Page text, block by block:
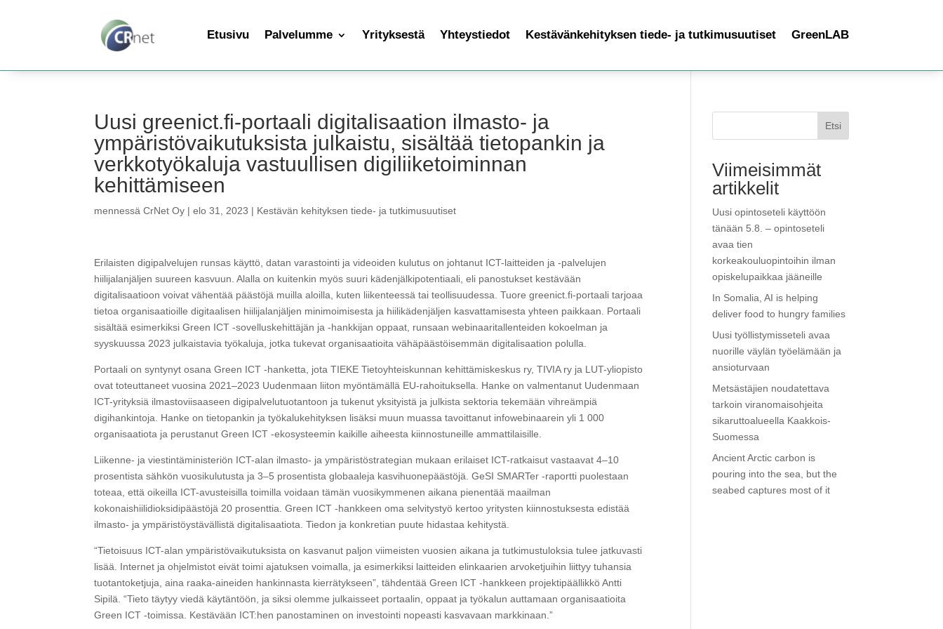
Etusivu Palvelumme Yrityksestä Yhteystiedot Kestävänkehityksen tiede- ja tutkimusuutiset GreenLAB
Uusi greenict.fi-portaali digitalisaation ilmasto- ja
ympäristövaikutuksista julkaistu, sisältää tietopankin ja
verkkotyökaluja vastuullisen digiliiketoiminnan
kehittämiseen
mennessäCrNet Oy |elo 31, 2023 | Kestävän kehityksen tiede- ja tutkimusuutiset
Erilaisten digipalvelujen runsas käyttö, datan varastointi ja videoiden kulutus on johtanut ICT-laitteiden ja -palvelujen
hiilijalanjäljen suureen kasvuun. Alalla on kuitenkin myös suuri kädenjälkipotentiaali, eli panostukset kestävään
digitalisaatioon voivat vähentää päästöjä muilla aloilla, kuten liikenteessä tai teollisuudessa. Tuore greenict.fi-portaali tarjoaa
tietoa organisaatioille digitaalisen hiilijalanjäljen minimoimisesta ja hiilikädenjäljen kasvattamisesta yhteen paikkaan. Portaali
sisältää esimerkiksi Green ICT -sovelluskehittäjän ja -hankkijan oppaat, runsaan webinaaritallenteiden kokoelman ja
syyskuussa 2023 julkaistavia työkaluja, jotka tukevat organisaatioita vähäpäästöisemmän digitalisaation polulla.
Portaali on syntynyt osana Green ICT -hanketta, jota TIEKE Tietoyhteiskunnan kehittämiskeskus ry, TIVIA ry ja LUT-yliopisto
ovat toteuttaneet vuosina 2021–2023 Uudenmaan liiton myöntämällä EU-rahoituksella. Hanke on valmentanut Uudenmaan
ICT-yrityksiä ilmastoviisaaseen digipalvelutuotantoon ja tukenut yksityistä ja julkista sektoria tekemään vihreämpiä
digihankintoja. Hanke on tietopankin ja työkalukehityksen lisäksi muun muassa tavoittanut infowebinaarein yli 1 000
organisaatiota ja perustanut Green ICT -ekosysteemin kaikille aiheesta kiinnostuneille ammattilaisille.
Liikenne- ja viestintäministeriön ICT-alan ilmasto- ja ympäristöstrategian mukaan erilaiset ICT-ratkaisut vastaavat 4–10
prosentista sähkön vuosikulutusta ja 3–5 prosentista globaaleja kasvihuonepäästöjä. GeSI SMARTer -raportti puolestaan
toteaa, että oikeilla ICT-avusteisilla toimilla voidaan tämän vuosikymmenen aikana pienentää maailman
kokonaishiilidioksidipäästöjä 20 prosenttia. Green ICT -hankkeen oma selvitystyö kertoo yritysten kiinnostuksesta edistää
ilmasto- ja ympäristöystävällistä digitalisaatiota. Tiedon ja konkretian puute hidastaa kehitystä.
“Tietoisuus ICT-alan ympäristövaikutuksista on kasvanut paljon viimeisten vuosien aikana ja tutkimustuloksia tulee jatkuvasti
lisää. Internet ja ohjelmistot eivät toimi ajatuksen voimalla, ja esimerkiksi laitteiden elinkaarien arvoketjuihin liittyy tuhansia
tuotantoketjuja, aina raaka-aineiden hankinnasta kierrätykseen”, tähdentää Green ICT -hankkeen projektipäällikkö Antti
Sipilä. “Tieto täytyy viedä käytäntöön, ja siksi olemme julkaisseet portaalin, oppaat ja työkalun auttamaan organisaatioita
Green ICT -toimissa. Kestävään ICT:hen panostaminen on investointi nopeasti kasvavaan markkinaan.”
Etsi
Viimeisimmät
artikkelit
Uusi opintoseteli käyttöön
tänään 5.8. – opintoseteli
avaa tien
korkeakouluopintoihin ilman
opiskelupaikkaa jääneille
In Somalia, AI is helping
deliver food to hungry families
Uusi työllistymisseteli avaa
nuorille väylän työelämään ja
ansioturvaan
Metsästäjien noudatettava
tarkoin viranomaisohjeita
sikaruttoalueella Kaakkois-
Suomessa
Ancient Arctic carbon is
pouring into the sea, but the
seabed captures most of it